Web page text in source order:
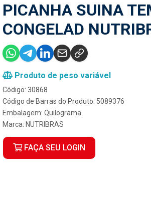
PICANHA SUINA
CONGELAD
Produto de peso variável
Código: 30868
Código de Barras do Produto: 5089376
Embalagem: Quilograma
Marca: NUTRIBRAS
FAÇA SEU LOGIN